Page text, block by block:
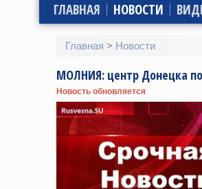
ГЛАВНАЯ НОВОСТИ
Главная > Новости
МОЛНИЯ: центр Донецка
Новость обновляется